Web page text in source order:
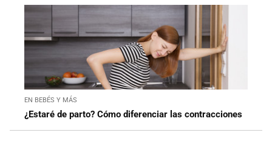
EN BEBÉS Y MÁS
¿Estaré de parto? Cómo diferenciar las contracciones